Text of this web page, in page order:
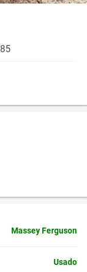
Massey Ferguson
Usado